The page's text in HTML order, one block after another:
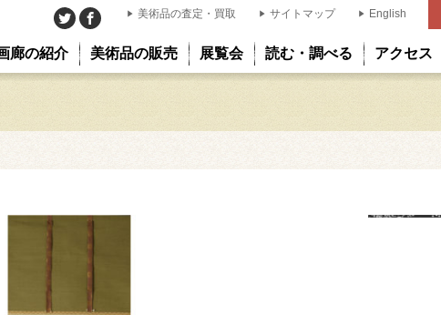
廊の紹介 美術品の販売 展覧会 読む・調べる アクセス
美術品の査定・買取 サイトマップ English